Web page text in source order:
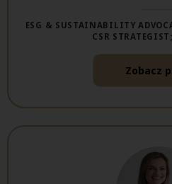
ESG & SUSTAINABILITY
CSR
Zobacz